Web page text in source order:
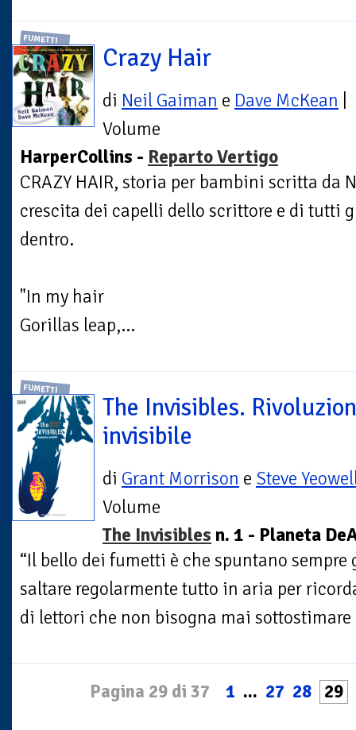
FUMETTI
Crazy Hair
di Neil Gaiman e Dave McKean
Volume
HarperCollins - Reparto Vertigo
CRAZY HAIR, storia per bambini scritta da
crescita dei capelli dello scrittore e di tutti
dentro.
"In my hair
Gorillas leap,...
FUMETTI
The Invisibles.
invisibile
di Grant Morrison e Steve
Volume
The Invisibles n. 1 - Planeta
“Il bello dei fumetti è che spuntano
saltare regolarmente tutto in aria per
di lettori che non bisogna mai sottostimare
Pagina 29 di 37 1 ... 27 28 29